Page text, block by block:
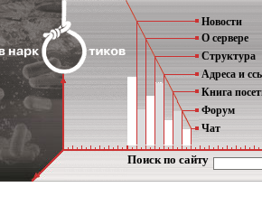
Новости
О сервере
Структура
Адреса и
Книга
Форум
Чат
Поиск по сайту